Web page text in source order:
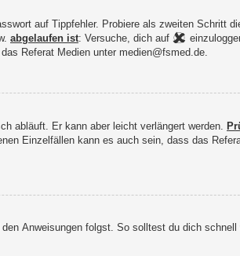
auf Tippfehler. Probiere als zweiten Schritt
abgelaufen ist: Versuche, dich auf
Referat Medien unter medien@fsmed.de.
abläuft. Er kann aber leicht verlängert werden.
Einzelfällen kann es auch sein, dass das
Anweisungen folgst. So solltest du dich schnell